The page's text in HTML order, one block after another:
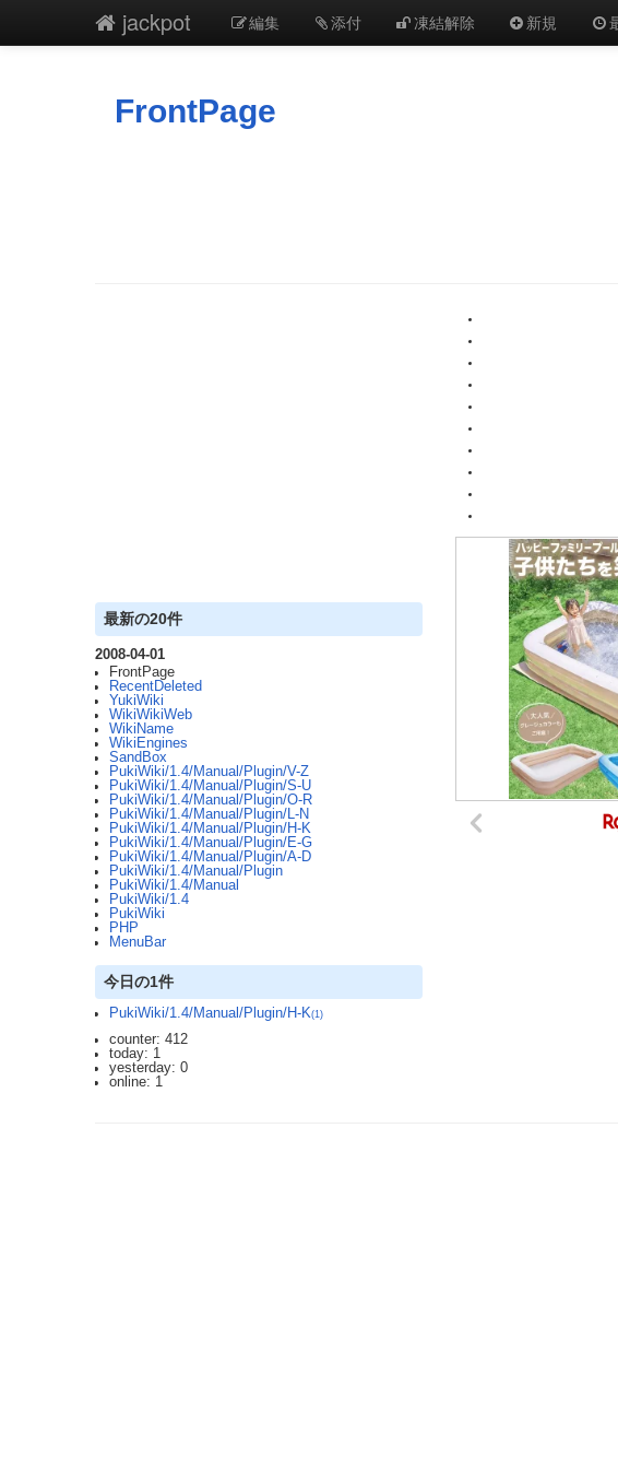
jackpot 編集 添付 凍結解除 新規
FrontPage
最新の20件
2008-04-01
FrontPage
RecentDeleted
YukiWiki
WikiWikiWeb
WikiName
WikiEngines
SandBox
PukiWiki/1.4/Manual/Plugin/V-Z
PukiWiki/1.4/Manual/Plugin/S-U
PukiWiki/1.4/Manual/Plugin/O-R
PukiWiki/1.4/Manual/Plugin/L-N
PukiWiki/1.4/Manual/Plugin/H-K
PukiWiki/1.4/Manual/Plugin/E-G
PukiWiki/1.4/Manual/Plugin/A-D
PukiWiki/1.4/Manual/Plugin
PukiWiki/1.4/Manual
PukiWiki/1.4
PukiWiki
PHP
MenuBar
今日の1件
PukiWiki/1.4/Manual/Plugin/H-K(1)
counter: 412
today: 1
yesterday: 0
online: 1